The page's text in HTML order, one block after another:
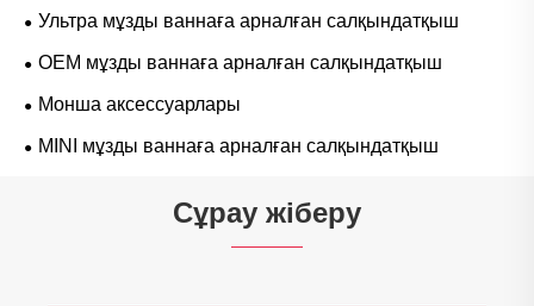
Ультра мұзды ваннаға арналған салқындатқыш
OEM мұзды ваннаға арналған салқындатқыш
Монша аксессуарлары
MINI мұзды ваннаға арналған салқындатқыш
Сұрау жіберу